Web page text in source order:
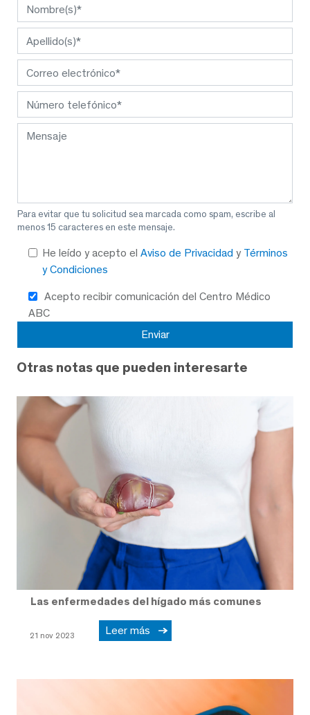
Para evitar que tu solicitud sea marcada como spam, escribe al
menos 15 caracteres en este mensaje.
He leído y acepto el Aviso de Privacidad y Términos
y Condiciones
Acepto recibir comunicación del Centro Médico
ABC
Otras notas que pueden interesarte
Las enfermedades del hígado más comunes
21 nov 2023 Leer más